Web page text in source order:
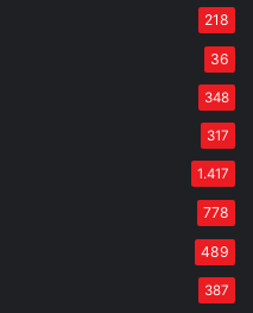
218
36
348
317
1.417
778
489
387